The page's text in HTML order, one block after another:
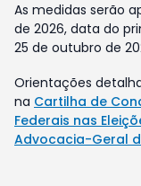
As medidas serão
de 2026, data do
25 de outubro de
Orientações
na Cartilha de
Federais nas
Advocacia-Geral